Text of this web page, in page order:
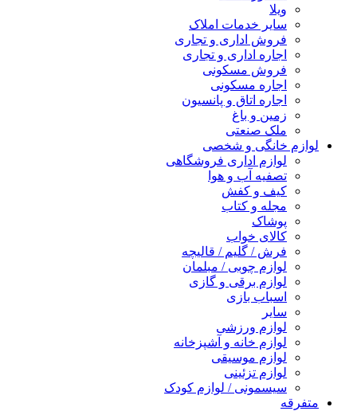
ویلا
سایر خدمات املاک
فروش اداری و تجاری
اجاره اداری و تجاری
فروش مسکونی
اجاره مسکونی
اجاره اتاق و پانسیون
زمین و باغ
ملک صنعتی
لوازم خانگی و شخصی
لوازم اداری فروشگاهی
تصفیه آب و هوا
کیف و کفش
مجله و کتاب
پوشاک
کالای خواب
فرش / گلیم / قالیچه
لوازم چوبی / مبلمان
لوازم برقی و گازی
اسباب بازی
سایر
لوازم ورزشی
لوازم خانه و آشپزخانه
لوازم موسیقی
لوازم تزئینی
سیسمونی / لوازم کودک
متفرقه